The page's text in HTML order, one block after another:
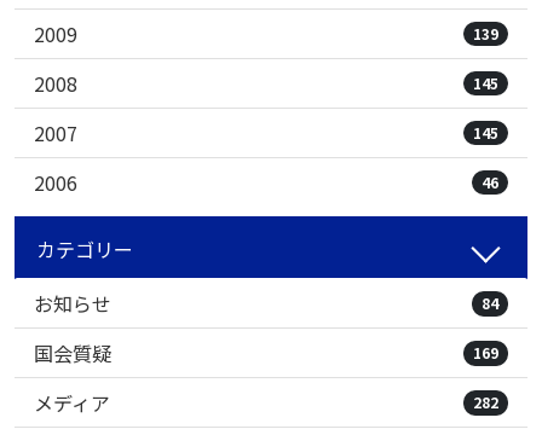
2009 139
2008 145
2007 145
2006 46
カテゴリー
お知らせ
84
国会質疑 169
メディア 282